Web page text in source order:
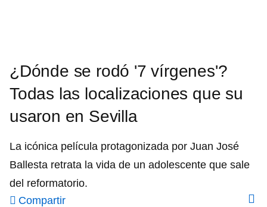
¿Dónde se rodó '7 vírgenes'?
Todas las localizaciones que su
usaron en Sevilla
La icónica película protagonizada por Juan José
Ballesta retrata la vida de un adolescente que sale
del reformatorio.
Compartir